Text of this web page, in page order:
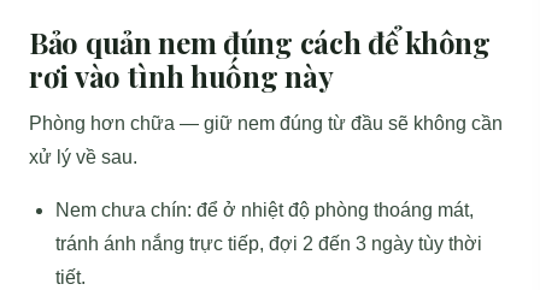
Bảo quản nem đúng cách để không
rơi vào tình huống này
Phòng hơn chữa — giữ nem đúng từ đầu sẽ không cần
xử lý về sau.
Nem chưa chín: để ở nhiệt độ phòng thoáng mát,
tránh ánh nắng trực tiếp, đợi 2 đến 3 ngày tùy thời
tiết.